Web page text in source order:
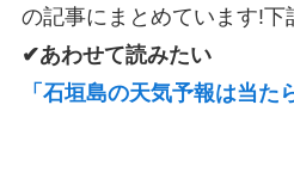
の記事にまとめています!
✔あわせて読みたい
「石垣島の天気予報は当